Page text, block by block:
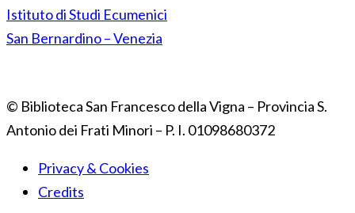
Istituto di Studi Ecumenici
San Bernardino – Venezia
© Biblioteca San Francesco della Vigna – Provincia S.
Antonio dei Frati Minori – P. I. 01098680372
Privacy & Cookies
Credits